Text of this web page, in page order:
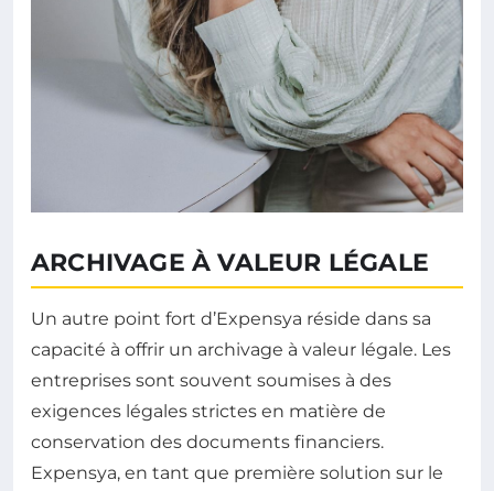
ARCHIVAGE À VALEUR LÉGALE
Un autre point fort d’Expensya réside dans sa
capacité à offrir un archivage à valeur légale. Les
entreprises sont souvent soumises à des
exigences légales strictes en matière de
conservation des documents financiers.
Expensya, en tant que première solution sur le